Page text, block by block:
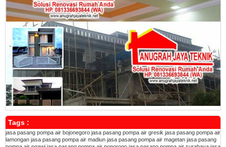
Tags :
jasa pasang pompa air bojonegoro jasa pasang pompa air gresik jasa pasang pompa air
lamongan jasa pasang pompa air madiun jasa pasang pompa air magetan jasa pasang